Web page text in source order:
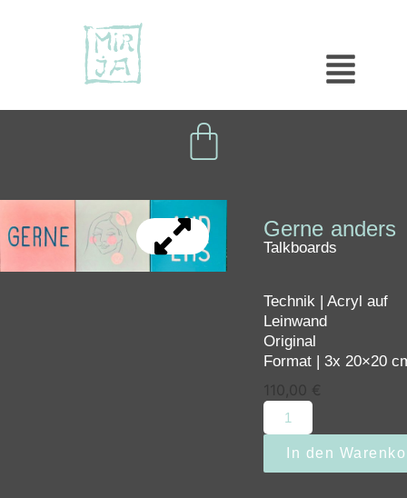
Gerne anders
Talkboards
Technik | Acryl auf
Leinwand
Original
Format | 3x 20×20
110,00 €
In den